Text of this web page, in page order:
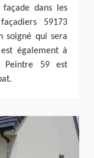
dans les
59173
soigné qui sera
également à
Peintre 59 est